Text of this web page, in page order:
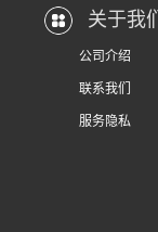
关于我们
公司介绍
联系我们
服务隐私